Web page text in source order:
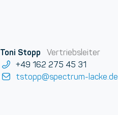
Toni Stopp
Vertriebsleiter
+49 162 275 45 31
tstopp@spectrum-lacke.de